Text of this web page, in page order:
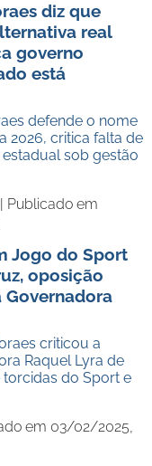
diz que
real
governo
está
defende o nome
2026, critica falta de
sob gestão
Publicado em
Jogo do Sport
oposição
criticou a
Raquel Lyra de
do Sport e
em 03/02/2025,